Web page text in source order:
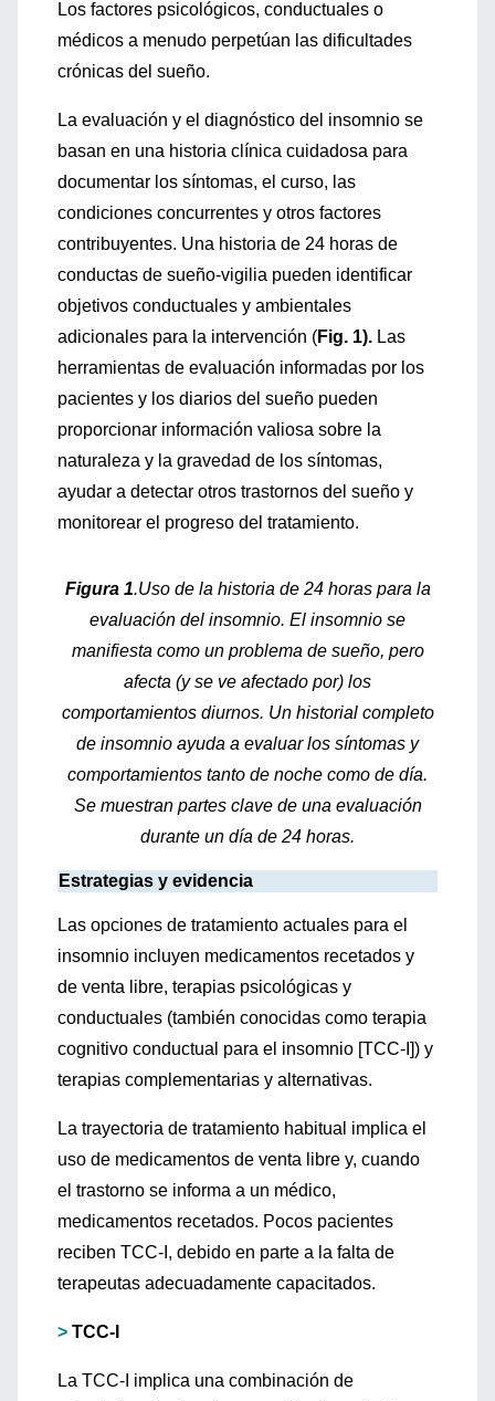
Los factores psicológicos, conductuales o
médicos a menudo perpetúan las dificultades
crónicas del sueño.
La evaluación y el diagnóstico del insomnio se
basan en una historia clínica cuidadosa para
documentar los síntomas, el curso, las
condiciones concurrentes y otros factores
contribuyentes. Una historia de 24 horas de
conductas de sueño-vigilia pueden identificar
objetivos conductuales y ambientales
adicionales para la intervención (Fig. 1). Las
herramientas de evaluación informadas por los
pacientes y los diarios del sueño pueden
proporcionar información valiosa sobre la
naturaleza y la gravedad de los síntomas,
ayudar a detectar otros trastornos del sueño y
monitorear el progreso del tratamiento.
Figura 1.Uso de la historia de 24 horas para la
evaluación del insomnio. El insomnio se
manifiesta como un problema de sueño, pero
afecta (y se ve afectado por) los
comportamientos diurnos. Un historial completo
de insomnio ayuda a evaluar los síntomas y
comportamientos tanto de noche como de día.
Se muestran partes clave de una evaluación
durante un día de 24 horas.
Estrategias y evidencia
Las opciones de tratamiento actuales para el
insomnio incluyen medicamentos recetados y
de venta libre, terapias psicológicas y
conductuales (también conocidas como terapia
cognitivo conductual para el insomnio [TCC-I]) y
terapias complementarias y alternativas.
La trayectoria de tratamiento habitual implica el
uso de medicamentos de venta libre y, cuando
el trastorno se informa a un médico,
medicamentos recetados. Pocos pacientes
reciben TCC-I, debido en parte a la falta de
terapeutas adecuadamente capacitados.
> TCC-I
La TCC-I implica una combinación de